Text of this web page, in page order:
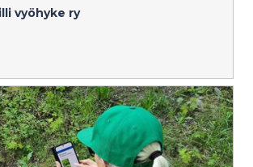
vyöhyke ry